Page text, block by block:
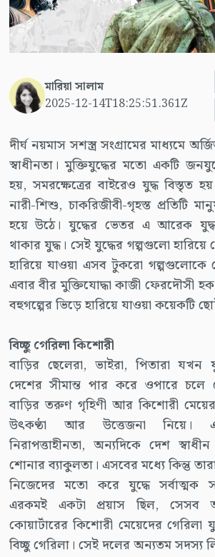
মারিয়া সালাম
2025-12-14T18:25:51.361Z
দীর্ঘ নয়মাস সশস্ত্র সংগ্রামের মাধ্যমে
স্বাধীনতা। মুক্তিযুদ্ধের মতো একটি
হয়, সমরক্ষেত্রের বাইরেও যুদ্ধ বিস্তৃত
নারী-শিশু, চাকরিজীবী-গৃহস্ত প্রতিটি
হয়ে উঠে। যুদ্ধের ভেতর এ আরেক যুদ্ধ,
থাকার যুদ্ধ। সেই যুদ্ধের গল্পগুলো হারিয়ে
হারিয়ে যাওয়া এসব টুকরো গল্পগুলোকে
এবার বীর মুক্তিযোদ্ধা কাজী ফেরদৌসী
বহুগল্পের ভিড়ে হারিয়ে যাওয়া কয়েকটি
বিচ্ছু গেরিলা কিশোরী
বাড়ির ছেলেরা, ভাইরা, পিতারা যখন
দেশের সীমান্ত পার করে ওপারে চলে
বাড়ির তরুণ গৃহিণী আর কিশোরী
উৎকণ্ঠা আর উত্তেজনা নিয়ে।
নিরাপত্তাহীনতা, অন্যদিকে দেশ
শোনার ব্যাকুলতা। এসবের মধ্যে কিন্তু
নিজেদের মতো করে যুদ্ধে সর্বাত্মক
এরকমই একটা প্রয়াস ছিল, সেসব
কোয়ার্টারের কিশোরী মেয়েদের গেরিলা
বিচ্ছু গেরিলা। সেই দলের অন্যতম সদস্য